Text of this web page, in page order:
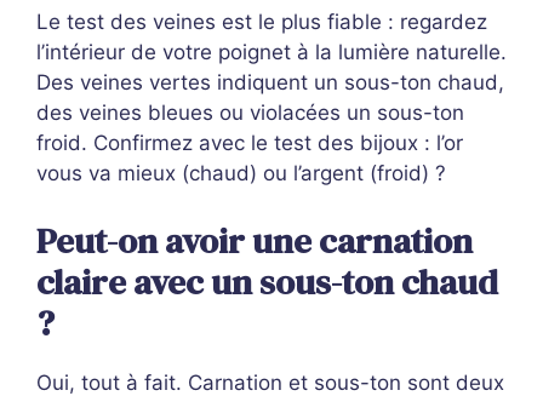
Le test des veines est le plus fiable : regardez
l’intérieur de votre poignet à la lumière naturelle.
Des veines vertes indiquent un sous-ton chaud,
des veines bleues ou violacées un sous-ton
froid. Confirmez avec le test des bijoux : l’or
vous va mieux (chaud) ou l’argent (froid) ?
Peut-on avoir une carnation
claire avec un sous-ton chaud
?
Oui, tout à fait. Carnation et sous-ton sont deux